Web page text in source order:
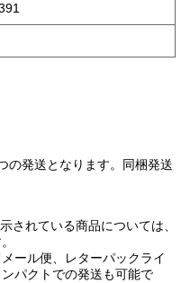
の発送となります。同梱発送
れている商品については、
ール便、レターパックライ
パクトでの発送も可能で